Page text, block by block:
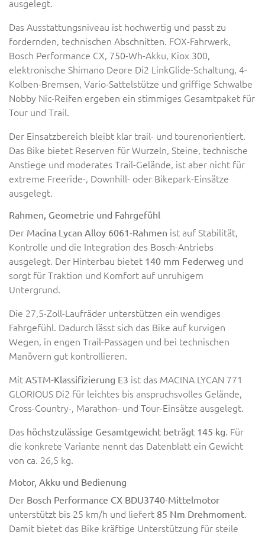
ausgelegt.
Das Ausstattungsniveau ist hochwertig und passt zu
fordernden, technischen Abschnitten. FOX-Fahrwerk,
Bosch Performance CX, 750-Wh-Akku, Kiox 300,
elektronische Shimano Deore Di2 LinkGlide-Schaltung, 4-
Kolben-Bremsen, Vario-Sattelstütze und griffige Schwalbe
Nobby Nic-Reifen ergeben ein stimmiges Gesamtpaket für
Tour und Trail.
Der Einsatzbereich bleibt klar trail- und tourenorientiert.
Das Bike bietet Reserven für Wurzeln, Steine, technische
Anstiege und moderates Trail-Gelände, ist aber nicht für
extreme Freeride-, Downhill- oder Bikepark-Einsätze
ausgelegt.
Rahmen, Geometrie und Fahrgefühl
Der Macina Lycan Alloy 6061-Rahmen ist auf Stabilität,
Kontrolle und die Integration des Bosch-Antriebs
ausgelegt. Der Hinterbau bietet 140 mm Federweg und
sorgt für Traktion und Komfort auf unruhigem
Untergrund.
Die 27,5-Zoll-Laufräder unterstützen ein wendiges
Fahrgefühl. Dadurch lässt sich das Bike auf kurvigen
Wegen, in engen Trail-Passagen und bei technischen
Manövern gut kontrollieren.
Mit ASTM-Klassifizierung E3 ist das MACINA LYCAN 771
GLORIOUS Di2 für leichtes bis anspruchsvolles Gelände,
Cross-Country-, Marathon- und Tour-Einsätze ausgelegt.
Das höchstzulässige Gesamtgewicht beträgt 145 kg. Für
die konkrete Variante nennt das Datenblatt ein Gewicht
von ca. 26,5 kg.
Motor, Akku und Bedienung
Der Bosch Performance CX BDU3740-Mittelmotor
unterstützt bis 25 km/h und liefert 85 Nm Drehmoment.
Damit bietet das Bike kräftige Unterstützung für steile